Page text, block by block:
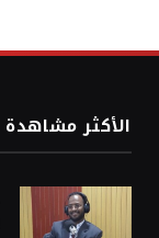
الأكثر مشاهدة